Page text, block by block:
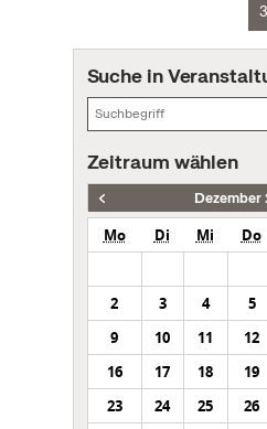
3
Suche in
Zeitraum wählen
Dezember
Mo Di Mi Do
2
3 4 5
9
10 11 12
16
17 18 19
23
24 25 26